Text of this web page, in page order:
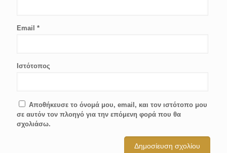
Email *
Ιστότοπος
Αποθήκευσε το όνομά μου, email, και τον ιστότοπο μου
σε αυτόν τον πλοηγό για την επόμενη φορά που θα
σχολιάσω.